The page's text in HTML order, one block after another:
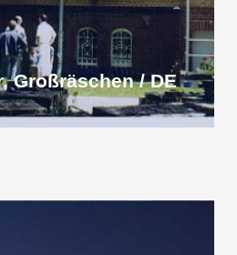
Großräschen / DE